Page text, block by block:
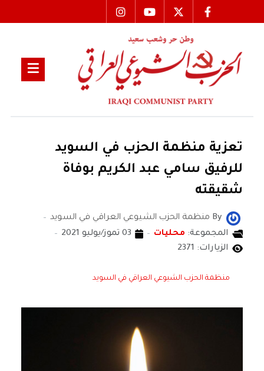
تعزية منظمة الحزب في السويد
للرفيق سامي عبد الكريم بوفاة
شقيقته
By منظمة الحزب الشيوعي العراقي في السويد
المجموعة: محليات
03 تموز/يوليو 2021
الزيارات: 2371
منظمة الحزب الشيوعي العراقي في السويد